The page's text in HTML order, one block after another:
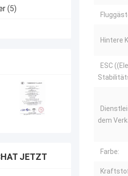
(5)
JETZT
Hintere
ESC
dem
Farbe: